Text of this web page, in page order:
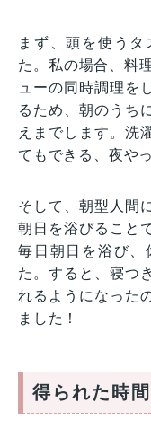
まず、頭を使う
た。私の場合、料
ューの同時調理を
るため、朝のうち
えまでします。洗
てもできる、夜や
そして、朝型人間
朝日を浴びること
毎日朝日を浴び、
た。すると、寝つ
れるようになった
ました！
得られた時